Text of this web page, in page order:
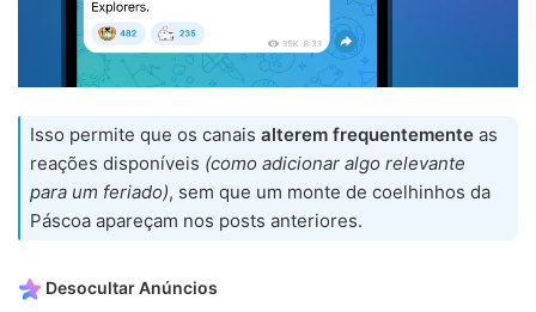
Isso permite que os canais alterem frequentemente as
reações disponíveis (como adicionar algo relevante
para um feriado), sem que um monte de coelhinhos da
Páscoa apareçam nos posts anteriores.
Desocultar Anúncios